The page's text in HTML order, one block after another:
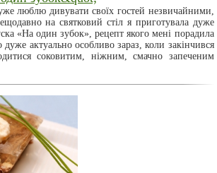
люблю дивувати своїх гостей незвичайними,
на святковий стіл я приготувала дуже
«На один зубок», рецепт якого мені порадила
актуально особливо зараз, коли закінчився
соковитим, ніжним, смачно запеченим